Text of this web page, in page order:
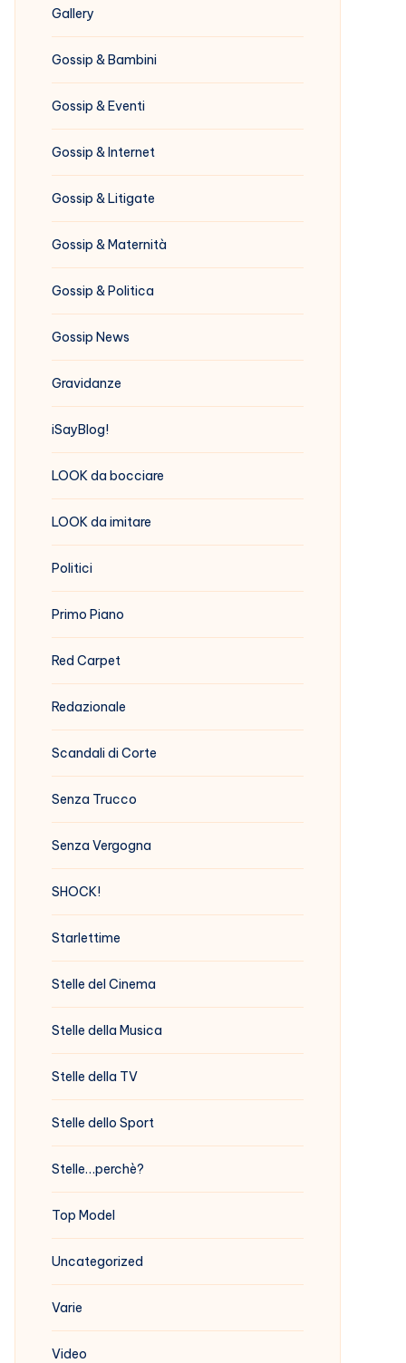
Gallery
Gossip & Bambini
Gossip & Eventi
Gossip & Internet
Gossip & Litigate
Gossip & Maternità
Gossip & Politica
Gossip News
Gravidanze
iSayBlog!
LOOK da bocciare
LOOK da imitare
Politici
Primo Piano
Red Carpet
Redazionale
Scandali di Corte
Senza Trucco
Senza Vergogna
SHOCK!
Starlettime
Stelle del Cinema
Stelle della Musica
Stelle della TV
Stelle dello Sport
Stelle…perchè?
Top Model
Uncategorized
Varie
Video